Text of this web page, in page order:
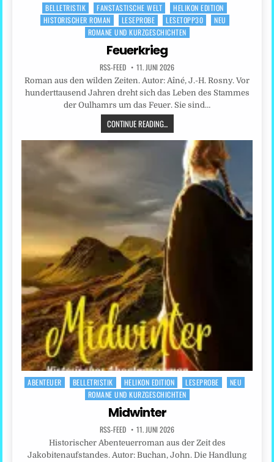
Posted
in
BELLETRISTIK FANSTASTISCHE WELT
HELIKON EDITION
HISTORISCHER ROMAN
LESEPROBE LESETOPP30
NEU
ROMANE UND KURZGESCHICHTEN
Feuerkrieg
RSS-FEED 11. JUNI 2026
Roman aus den wilden Zeiten. Autor: Aîné, J.-H. Rosny. Vor
hunderttausend Jahren dreht sich das Leben des Stammes
der Oulhamrs um das Feuer. Sie sind…
CONTINUE READING...
Posted
ABENTEUER BELLETRISTIK HELIKON EDITION LESEPROBE
NEU
ROMANE UND KURZGESCHICHTEN
Midwinter
RSS-FEED 11. JUNI 2026
Historischer Abenteuerroman aus der Zeit des
Jakobitenaufstandes. Autor: Buchan, John. Die Handlung